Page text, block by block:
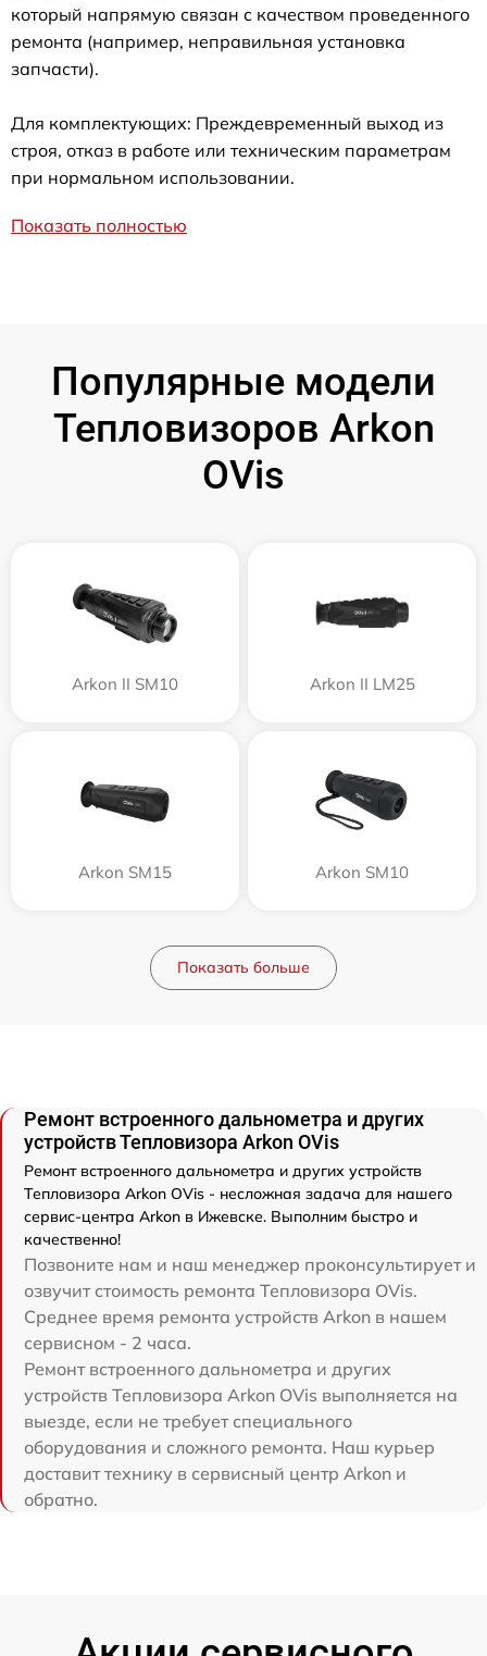
который напрямую связан с качеством проведенного
ремонта (например, неправильная установка
запчасти).
Для комплектующих: Преждевременный выход из
строя, отказ в работе или техническим параметрам
при нормальном использовании.
Показать полностью
Популярные модели
Тепловизоров Arkon
OVis
Arkon II SM10 Arkon II LM25
Arkon SM15 Arkon SM10
Показать больше
Ремонт встроенного дальнометра и других
устройств Тепловизора Arkon OVis
Ремонт встроенного дальнометра и других устройств
Тепловизора Arkon OVis - несложная задача для нашего
сервис-центра Arkon в Ижевске. Выполним быстро и
качественно!
Позвоните нам и наш менеджер проконсультирует и
озвучит стоимость ремонта Тепловизора OVis.
Среднее время ремонта устройств Arkon в нашем
сервисном - 2 часа.
Ремонт встроенного дальнометра и других
устройств Тепловизора Arkon OVis выполняется на
выезде, если не требует специального
оборудования и сложного ремонта. Наш курьер
доставит технику в сервисный центр Arkon и
обратно.